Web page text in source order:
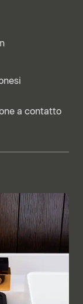
a contatto